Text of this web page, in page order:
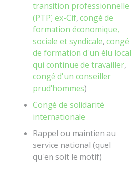
transition professionnelle
(PTP) ex-Cif, congé de
formation économique,
sociale et syndicale, congé
de formation d'un élu local
qui continue de travailler,
congé d'un conseiller
prud'hommes)
Congé de solidarité
internationale
Rappel ou maintien au
service national (quel
qu'en soit le motif)